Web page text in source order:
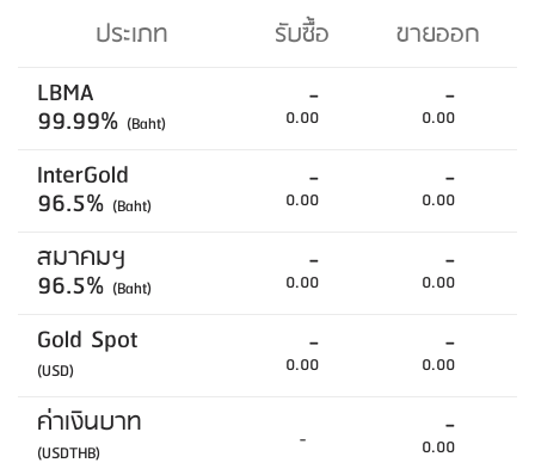
ประเภท รับซื้อ
ขายออก
LBMA
99.99% (Baht)
-
0.00
-
0.00
InterGold
96.5% (Baht)
-
0.00
-
0.00
สมาคมฯ
96.5% (Baht)
-
0.00
-
0.00
Gold Spot
(USD)
-
0.00
-
0.00
ค่าเงินบาท
(USDTHB) - -
0.00